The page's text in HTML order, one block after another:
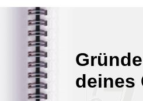
deines